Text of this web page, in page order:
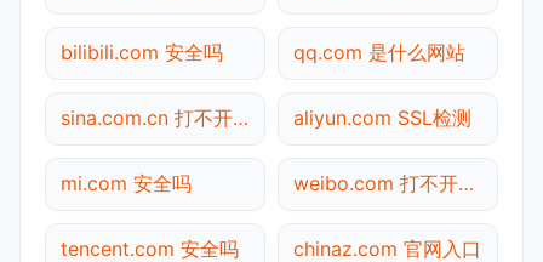
bilibili.com 安全吗 qq.com 是什么网站
sina.com.cn 打不开检测 aliyun.com SSL检测
mi.com 安全吗 weibo.com 打不开检测
tencent.com 安全吗 chinaz.com 官网入口